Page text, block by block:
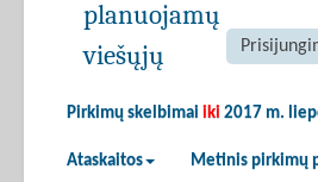
Pirkimų skelbimai iki 2017 m.
Ataskaitos Metinis pirkimų
planuojamų
viešųjų